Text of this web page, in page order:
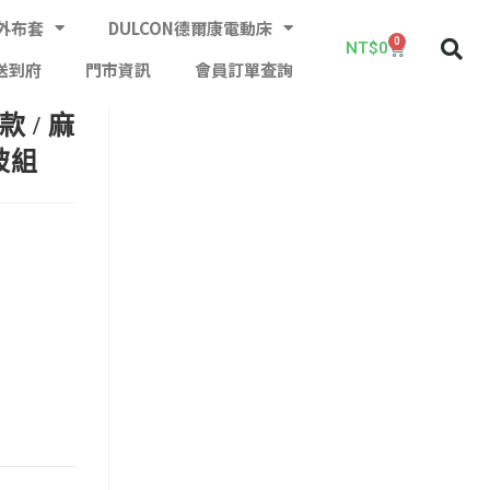
布套
DULCON德爾康電動床
到府
門市資訊 會員訂單查詢
NT$0 0
/ 麻
組